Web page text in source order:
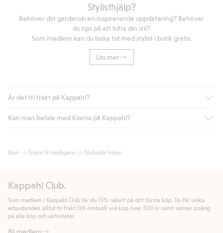
Stylisthjälp?
Behöver din garderob en inspirerande uppdatering? Behöver
du tips på att hitta din stil?
Som medlem kan du boka tid med stylist i butik gratis.
Läs mer
Är det fri frakt på Kappahl?
Är du medlem i Kappahl Club har du alltid gratis frakt till butik
automatik efter du loggat in och identifierats som medlem.
handlar för.
Läs mer
Kan man betala med Klarna på Kappahl?
bland annat faktura och swish men även andra betalningssätt.
allmänna villkor.
Läs mer
Dam Tröjor & cardigans Stickade tröjor
Kappahl Club.
Som medlem i Kappahl Club får du 15% rabatt på ditt första köp. Du får unika
erbjudanden, alltid fri frakt (till ombud) vid köp över 500 kr samt samlar poäng
på alla köp och aktiviteter.
Bli medlem